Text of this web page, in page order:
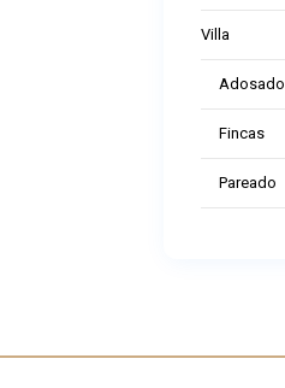
Villa
Adosado
Fincas
Pareado